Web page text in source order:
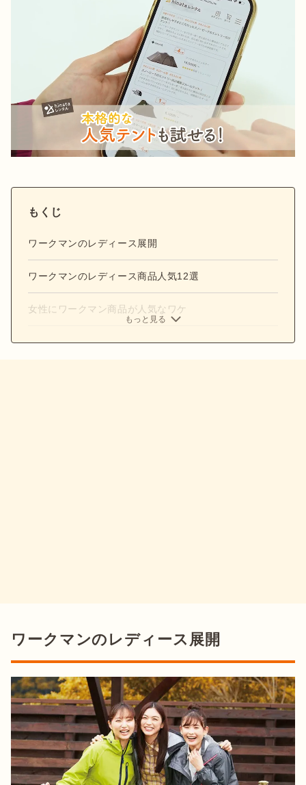
もくじ
ワークマンのレディース展開
ワークマンのレディース商品人気12選
女性にワークマン商品が人気なワケ
もっと見る
ワークマンのレディース展開